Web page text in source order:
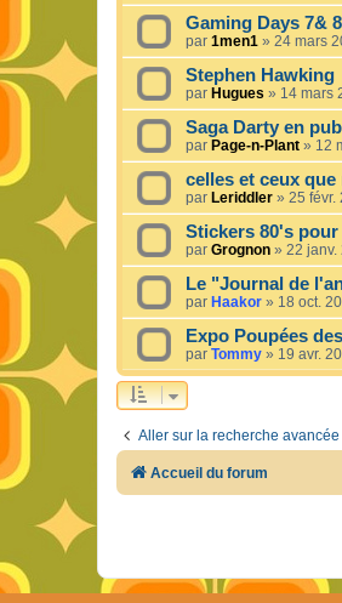
Gaming Days 7&
par 1men1 » 24 mars
Stephen Hawking
par Hugues » 14 mars
Saga Darty en
par Page-n-Plant » 12
celles et ceux
par Leriddler » 25 févr.
Stickers 80's
par Grognon » 22 janv.
Le "Journal de
par Haakor » 18 oct.
Expo Poupées
par Tommy » 19 avr.
Aller sur la recherche avancée
Accueil du forum